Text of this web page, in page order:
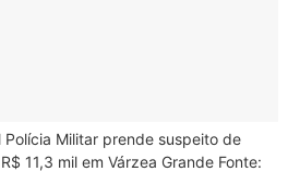
Polícia Militar prende suspeito de
11,3 mil em Várzea Grande Fonte: